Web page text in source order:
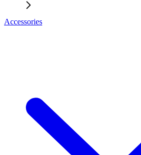
Accessories